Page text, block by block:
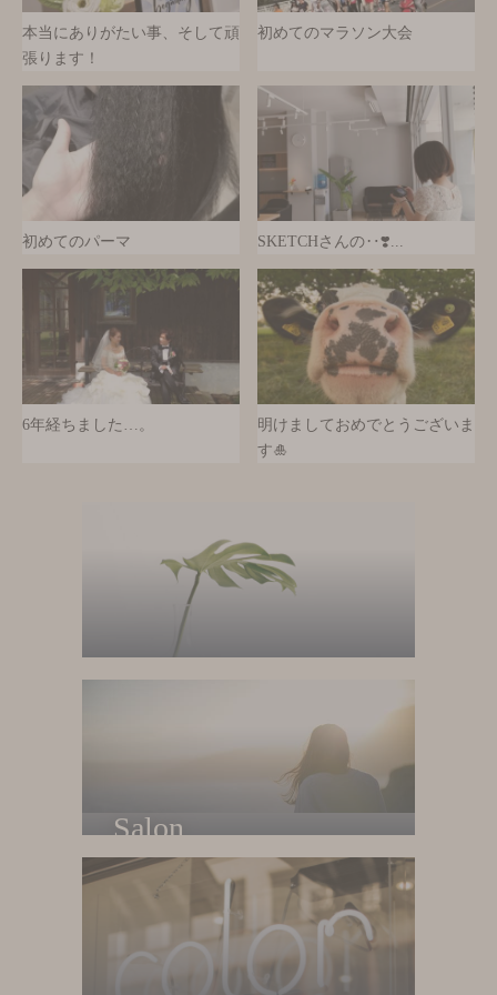
本当にありがたい事、そして頑
張ります！
初めてのマラソン大会
初めてのパーマ SKETCHさんの‥❣️...
6年経ちました…。
明けましておめでとうございま
す🎍
Salon
Về salon